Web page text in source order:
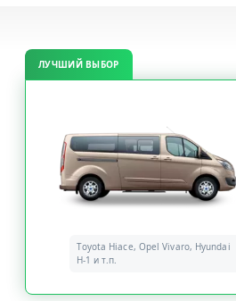
ЛУЧШИЙ ВЫБОР
Toyota Hiace, Opel Vivaro, Hyundai
H-1 и т.п.